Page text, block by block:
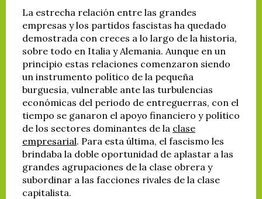
La estrecha relación entre las grandes
empresas y los partidos fascistas ha quedado
demostrada con creces a lo largo de la historia,
sobre todo en Italia y Alemania. Aunque en un
principio estas relaciones comenzaron siendo
un instrumento político de la pequeña
burguesía, vulnerable ante las turbulencias
económicas del periodo de entreguerras, con el
tiempo se ganaron el apoyo financiero y político
de los sectores dominantes de la clase
empresarial. Para esta última, el fascismo les
brindaba la doble oportunidad de aplastar a las
grandes agrupaciones de la clase obrera y
subordinar a las facciones rivales de la clase
capitalista.